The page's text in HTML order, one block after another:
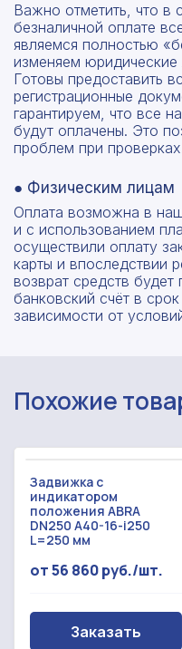
Важно отметить, что в
безналичной оплате
являемся полностью
изменяем
Готовы предоставить
регистрационные
гарантируем, что все
будут оплачены. Это
проблем при
● Физическим лицам
Оплата возможна в
и с использованием
осуществили оплату
карты и впоследствии
возврат средств
банковский счёт в
зависимости от
Похожие
Задвижка с
индикатором
положения ABRA
DN250 A40-16-i250
L=250 мм
от 56 860 руб./шт.
Заказать
Заполните
точный расчет